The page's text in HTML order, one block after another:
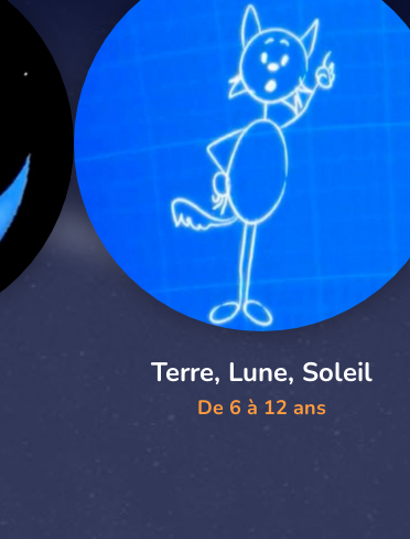
Terre, Lune, Soleil
De 6 à 12 ans